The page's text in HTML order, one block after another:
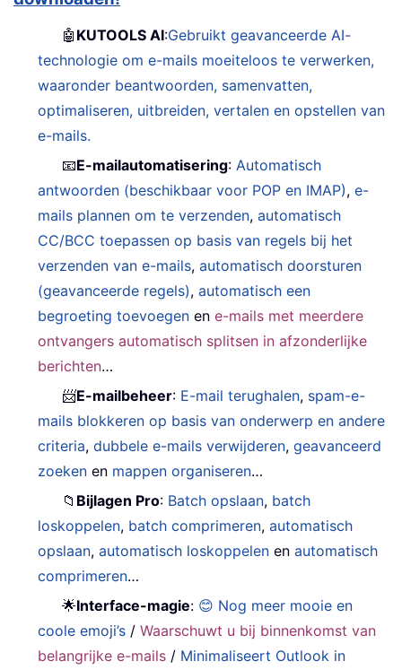
🤖 KUTOOLS AI:Gebruikt geavanceerde AI-
technologie om e-mails moeiteloos te verwerken,
waaronder beantwoorden, samenvatten,
optimaliseren, uitbreiden, vertalen en opstellen van
e-mails.
📧E-mailautomatisering: Automatisch
antwoorden (beschikbaar voor POP en IMAP),e-
mails plannen om te verzenden,automatisch
CC/BCC toepassen op basis van regels bij het
verzenden van e-mails,automatisch doorsturen
(geavanceerde regels),automatisch een
begroeting toevoegen ene-mails met meerdere
ontvangers automatisch splitsen in afzonderlijke
berichten…
📨E-mailbeheer: E-mail terughalen, spam-e-
mails blokkeren op basis van onderwerp en andere
criteria,dubbele e-mails verwijderen,geavanceerd
zoeken en mappen organiseren…
📁 Bijlagen Pro: Batch opslaan, batch
loskoppelen, batch comprimeren,automatisch
opslaan,automatisch loskoppelen enautomatisch
comprimeren…
🌟Interface-magie: 😊 Nog meer mooie en
coole emoji’s /Waarschuwt u bij binnenkomst van
belangrijke e-mails / Minimaliseert Outlook in